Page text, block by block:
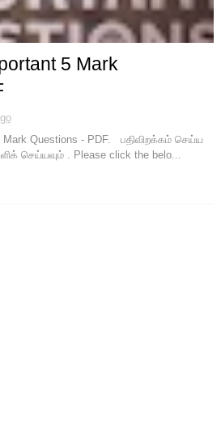
5 Mark
Questions - PDF. பதிவிறக்கம் செய்ய
செய்யவும் . Please click the belo...